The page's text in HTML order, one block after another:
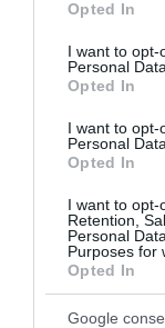
use your data for
consent section.
Opted In
I want to opt-
Personal Data.
Opted In
I want to opt-
Personal
Opted In
I want to opt-
Retention,
Personal
Purposes for
Opted In
Google
Ρωσία
δυνάμεις
επανδρωμένα
καθώς και στην
10:30 | 06